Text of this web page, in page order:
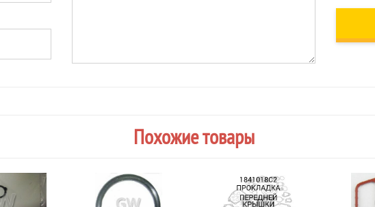
Похожие товары